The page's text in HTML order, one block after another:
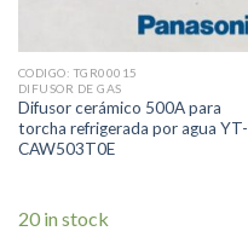
CODIGO: TGR00015
DIFUSOR DE GAS
Difusor cerámico 500A para
torcha refrigerada por agua YT-
CAW503T0E
20 in stock